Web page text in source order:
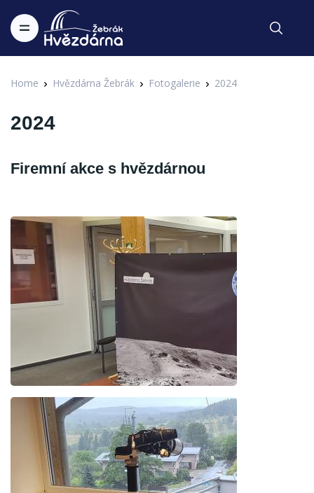
Home Hvězdárna Žebrák Fotogalerie 2024
2024
Firemní akce s hvězdárnou